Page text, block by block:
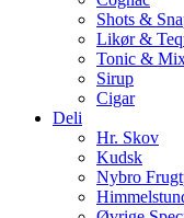
Shots &
Likør &
Tonic &
Sirup
Cigar
Deli
Hr. Skov
Kudsk
Nybro